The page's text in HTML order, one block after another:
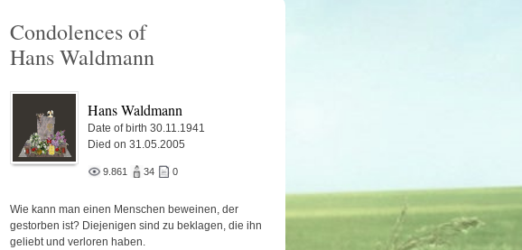
Condolences of
Hans Waldmann
Hans Waldmann
Date of birth 30.11.1941
Died on 31.05.2005
9.861 34 0
Wie kann man einen Menschen beweinen, der
gestorben ist? Diejenigen sind zu beklagen, die ihn
geliebt und verloren haben.